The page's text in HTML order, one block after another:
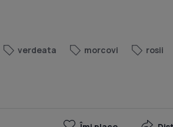
verdeata morcovi
rosii